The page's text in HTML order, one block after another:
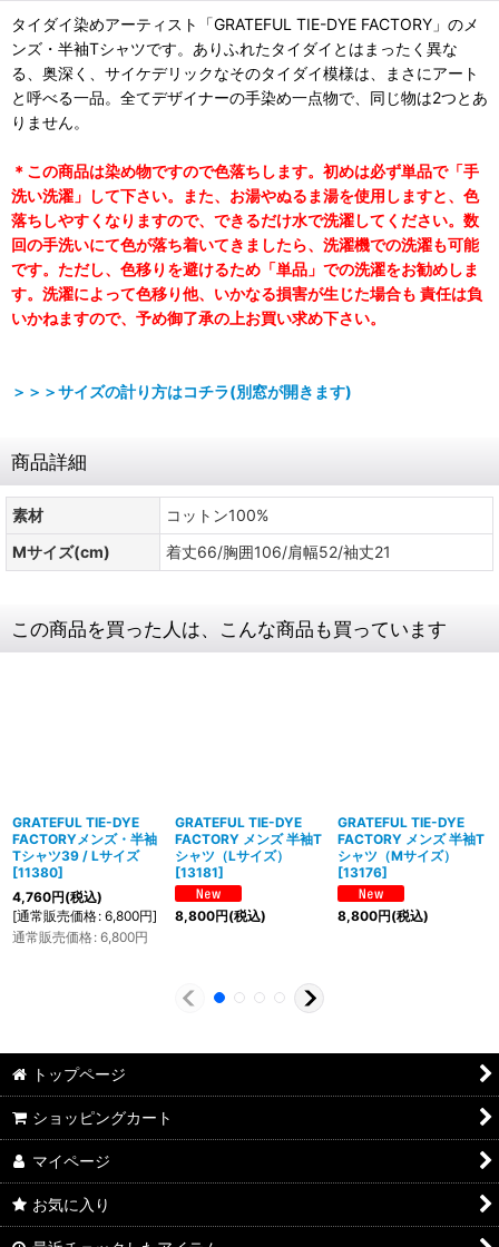
タイダイ染めアーティスト「GRATEFUL TIE-DYE FACTORY」のメ
ンズ・半袖Tシャツです。ありふれたタイダイとはまったく異な
る、奥深く、サイケデリックなそのタイダイ模様は、まさにアート
と呼べる一品。全てデザイナーの手染め一点物で、同じ物は2つとあ
りません。
＊この商品は染め物ですので色落ちします。初めは必ず単品で「手
洗い洗濯」して下さい。また、お湯やぬるま湯を使用しますと、色
落ちしやすくなりますので、できるだけ水で洗濯してください。数
回の手洗いにて色が落ち着いてきましたら、洗濯機での洗濯も可能
です。ただし、色移りを避けるため「単品」での洗濯をお勧めしま
す。洗濯によって色移り他、いかなる損害が生じた場合も 責任は負
いかねますので、予め御了承の上お買い求め下さい。
＞＞＞サイズの計り方はコチラ(別窓が開きます)
商品詳細
素材
コットン100%
Mサイズ(cm)
着丈66/胸囲106/肩幅52/袖丈21
この商品を買った人は、こんな商品も買っています
GRATEFUL TIE-DYE
FACTORYメンズ・半袖
Tシャツ39 / Lサイズ
[11380]
4,760円(税込)
[通常販売価格: 6,800円]
通常販売価格: 6,800円
GRATEFUL TIE-DYE
FACTORY メンズ 半袖T
シャツ（Lサイズ）
[13181]
8,800円(税込)
GRATEFUL TIE-DYE
FACTORY メンズ 半袖T
シャツ（Mサイズ）
[13176]
8,800円(税込)
トップページ
ショッピングカート
マイページ
お気に入り